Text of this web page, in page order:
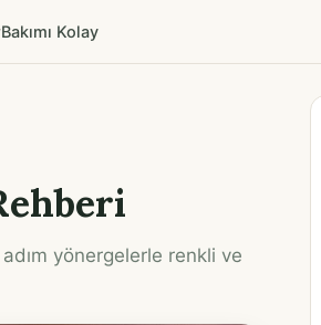
Bakımı Kolay
yönergelerle renkli ve